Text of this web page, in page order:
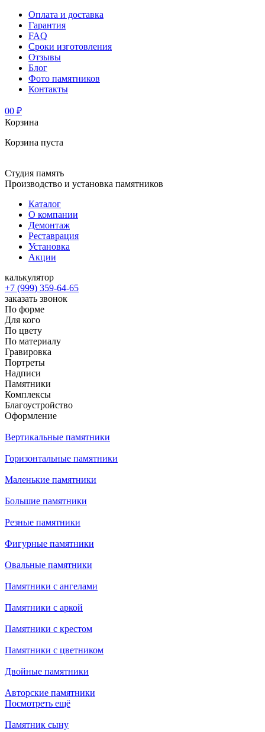
Оплата и доставка
Гарантия
FAQ
Сроки изготовления
Отзывы
Блог
Фото памятников
Контакты
00 ₽
Корзина
Корзина пуста
Студия память
Производство и установка памятников
Каталог
О компании
Демонтаж
Реставрация
Установка
Акции
калькулятор
+7 (999) 359-64-65
заказать звонок
По форме
Для кого
По цвету
По материалу
Гравировка
Портреты
Надписи
Памятники
Комплексы
Благоустройство
Оформление
Вертикальные памятники
Горизонтальные памятники
Маленькие памятники
Большие памятники
Резные памятники
Фигурные памятники
Овальные памятники
Памятники с ангелами
Памятники с аркой
Памятники с крестом
Памятники с цветником
Двойные памятники
Авторские памятники
Посмотреть ещё
Памятник сыну